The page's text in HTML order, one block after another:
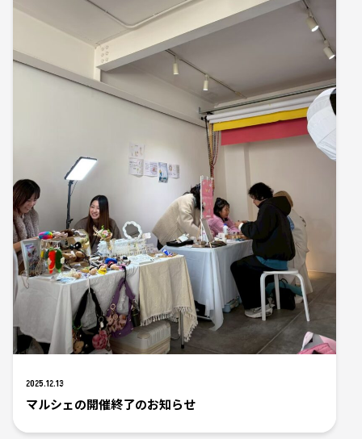
2025.12.13
マルシェの開催終了のお知らせ